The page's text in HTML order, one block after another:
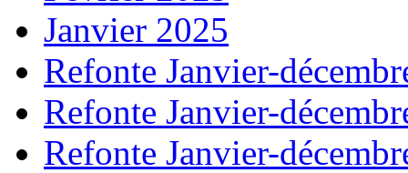
Janvier 2025
Refonte Janvier-
Refonte Janvier-
Refonte Janvier-